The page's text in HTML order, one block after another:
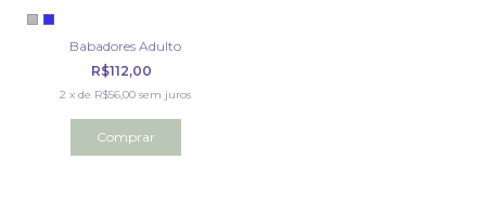
Babadores Adulto
R$112,00
2 xde R$56,00 sem juros
Comprar